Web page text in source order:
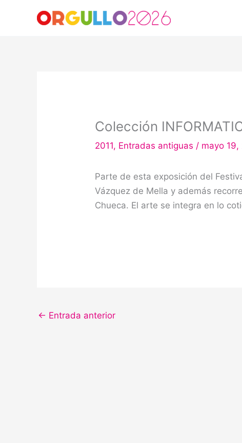
Colección
2011, Entradas antiguas / mayo 19,
Parte de esta exposición del
Vázquez de Mella y además
Chueca. El arte se integra en lo
← Entrada anterior